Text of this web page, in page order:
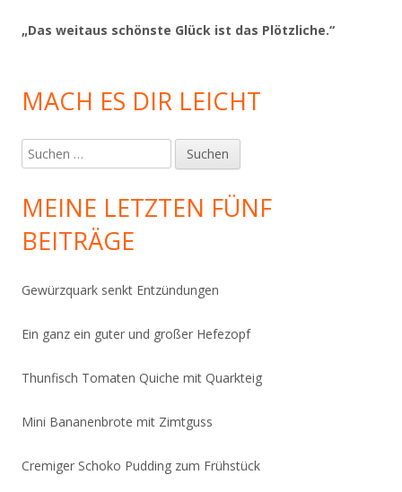
„Das weitaus schönste Glück ist das Plötzliche.“
MACH ES DIR LEICHT
Suchen
nach:
MEINE LETZTEN FÜNF
BEITRÄGE
Gewürzquark senkt Entzündungen
Ein ganz ein guter und großer Hefezopf
Thunfisch Tomaten Quiche mit Quarkteig
Mini Bananenbrote mit Zimtguss
Cremiger Schoko Pudding zum Frühstück